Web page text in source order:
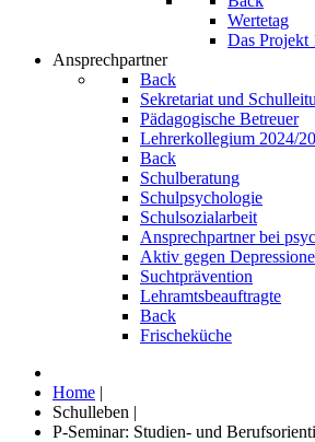
Wertetag
Das Projekt
Ansprechpartner
Back
Sekretariat und
Pädagogische Betreuer
Lehrerkollegium 2024/
Back
Schulberatung
Schulpsychologie
Schulsozialarbeit
Ansprechpartner bei
Aktiv gegen
Suchtprävention
Lehramtsbeauftragte
Back
Frischeküche
Home |
Schulleben |
P-Seminar: Studien- und